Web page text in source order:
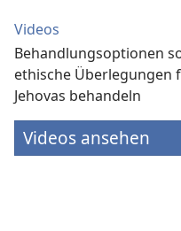
Videos
Behandlungsoptionen
ethische Überlegungen
Jehovas behandeln
Videos ansehen